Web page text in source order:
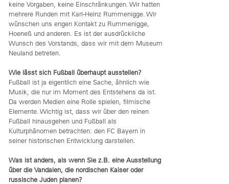
keine Vorgaben, keine Einschränkungen. Wir hatten
mehrere Runden mit Karl-Heinz Rummenigge. Wir
wünschen uns engen Kontakt zu Rummenigge,
Hoeneß und anderen. Es ist der ausdrückliche
Wunsch des Vorstands, dass wir mit dem Museum
Neuland betreten.
Wie lässt sich Fußball überhaupt ausstellen?
Fußball ist ja eigentlich eine Sache, ähnlich wie
Musik, die nur im Moment des Entstehens da ist.
Da werden Medien eine Rolle spielen, filmische
Elemente. Wichtig ist, dass wir über den reinen
Fußball hinausgehen und Fußball als
Kulturphänomen betrachten: den FC Bayern in
seiner historischen Entwicklung darstellen.
Was ist anders, als wenn Sie z.B. eine Ausstellung
über die Vandalen, die nordischen Kaiser oder
russische Juden planen?